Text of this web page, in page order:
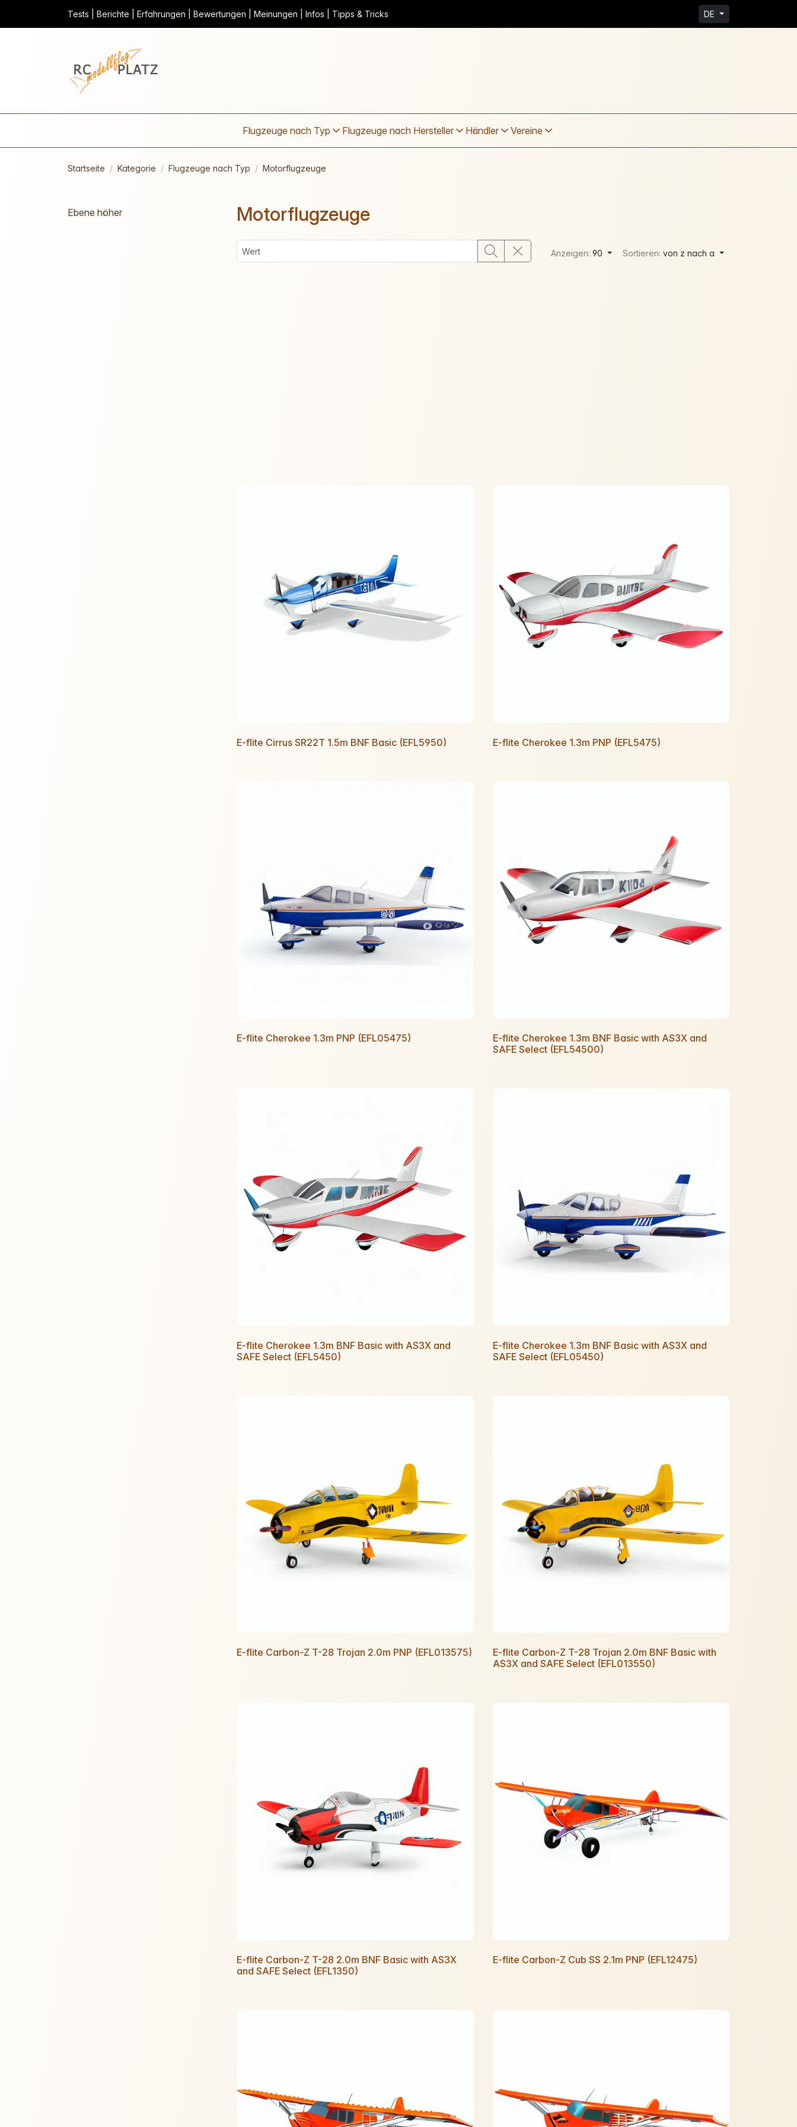
Tests | Berichte | Erfahrungen | Bewertungen | Meinungen | Infos | Tipps & Tricks DE
Flugzeuge nach Typ Flugzeuge nach Hersteller Händler Vereine
Startseite Kategorie Flugzeuge nach Typ Motorflugzeuge
Ebene höher Motorflugzeuge
Anzeigen:90 Sortieren:von z nach a
E-flite Cirrus SR22T 1.5m BNF Basic (EFL5950) E-flite Cherokee 1.3m PNP (EFL5475)
E-flite Cherokee 1.3m PNP (EFL05475)
E-flite Cherokee 1.3m BNF Basic with AS3X and
SAFE Select (EFL54500)
E-flite Cherokee 1.3m BNF Basic with AS3X and
SAFE Select (EFL5450)
E-flite Cherokee 1.3m BNF Basic with AS3X and
SAFE Select (EFL05450)
E-flite Carbon-Z T-28 Trojan 2.0m PNP (EFL013575)
E-flite Carbon-Z T-28 Trojan 2.0m BNF Basic with
AS3X and SAFE Select (EFL013550)
E-flite Carbon-Z T-28 2.0m BNF Basic with AS3X
and SAFE Select (EFL1350)
E-flite Carbon-Z Cub SS 2.1m PNP (EFL12475)